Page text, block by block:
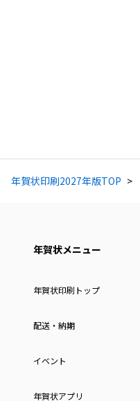
年賀状印刷2027年版TOP
年賀状メニュー
年賀状印刷トップ
配送・納期
イベント
年賀状アプリ